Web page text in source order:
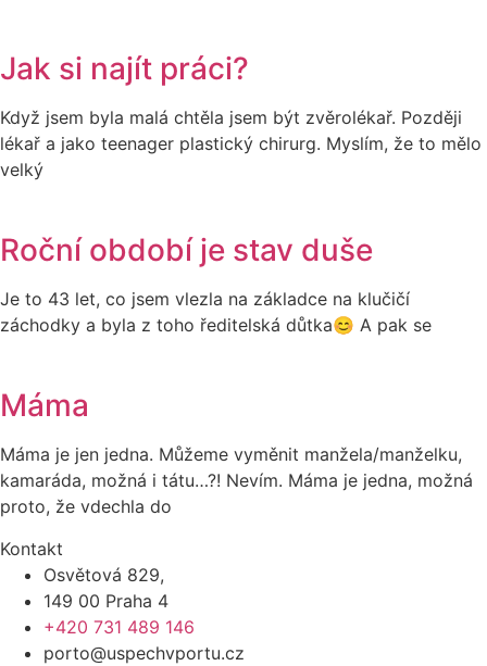
Jak si najít práci?
Když jsem byla malá chtěla jsem být zvěrolékař. Později
lékař a jako teenager plastický chirurg. Myslím, že to mělo
velký
Roční období je stav duše
Je to 43 let, co jsem vlezla na základce na klučičí
záchodky a byla z toho ředitelská důtka😊 A pak se
Máma
Máma je jen jedna. Můžeme vyměnit manžela/manželku,
kamaráda, možná i tátu…?! Nevím. Máma je jedna, možná
proto, že vdechla do
Kontakt
Osvětová 829,
149 00 Praha 4
+420 731 489 146
porto@uspechvportu.cz